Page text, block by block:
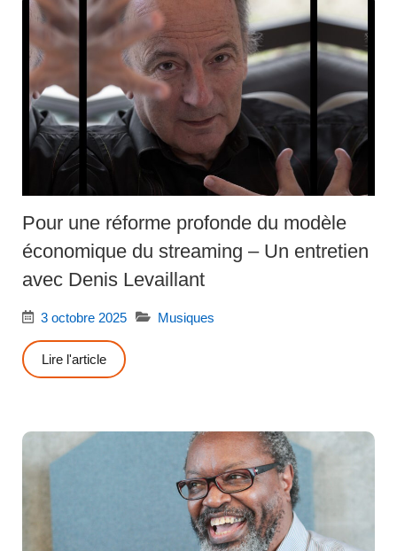
Pour une réforme profonde du modèle
économique du streaming – Un entretien
avec Denis Levaillant
3 octobre 2025 Musiques
Lire l'article